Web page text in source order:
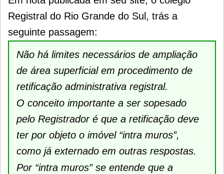
Registral do Rio Grande do Sul, trás a
seguinte passagem:
Não há limites necessários de ampliação
de área superficial em procedimento de
retificação administrativa registral.
O conceito importante a ser sopesado
pelo Registrador é que a retificação deve
ter por objeto o imóvel “intra muros”,
como já externado em outras respostas.
Por “intra muros” se entende que a